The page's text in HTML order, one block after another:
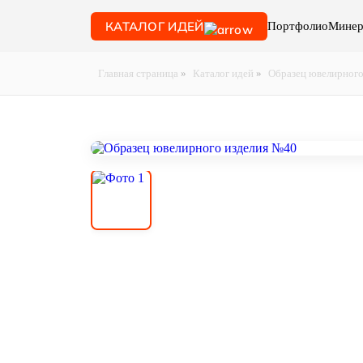
КАТАЛОГ ИДЕЙ Портфолио
Главная страница » Каталог идей » Образец